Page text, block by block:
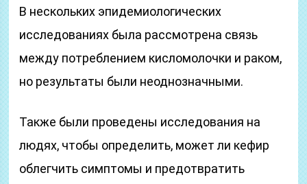
В нескольких эпидемиологических
исследованиях была рассмотрена связь
между потреблением кисломолочки и раком,
но результаты были неоднозначными.
Также были проведены исследования на
людях, чтобы определить, может ли кефир
облегчить симптомы и предотвратить